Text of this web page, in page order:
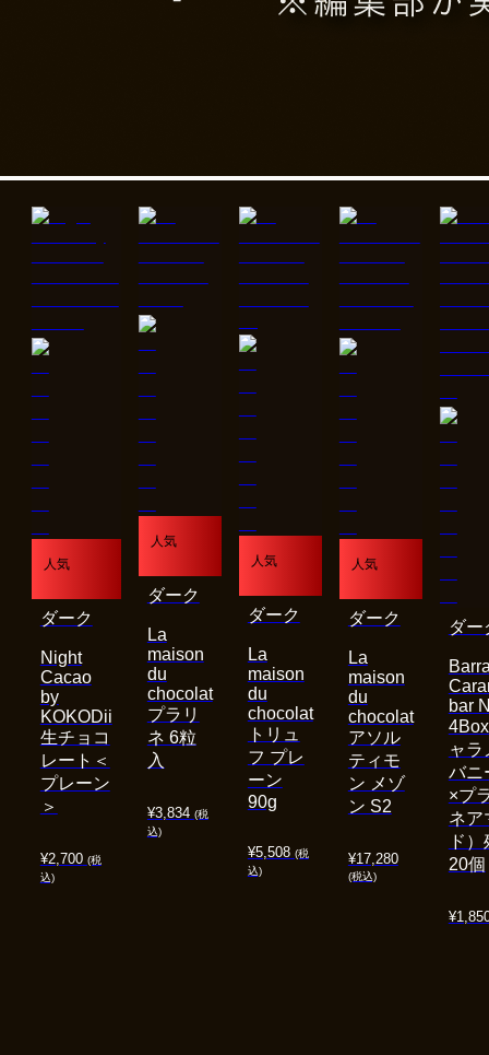
人気
¥2,700 (税
込)
Night
Cacao
by
KOKODii
生チョコ
レート＜
プレーン
＞
ダーク
人気
¥3,834 (税
込)
La
maison
du
chocolat
プラリ
ネ 6粒
入
ダーク
人気
¥5,508 (税
込)
La
maison
du
chocolat
トリュ
フ プレ
ーン
90g
ダーク
人気
¥17,280
(税込)
La
maison
du
chocolat
アソル
ティモ
ン メゾ
ン S2
ダーク
¥
bar
ャラ
バニ
×プ
ネア
ド
20個
ダー